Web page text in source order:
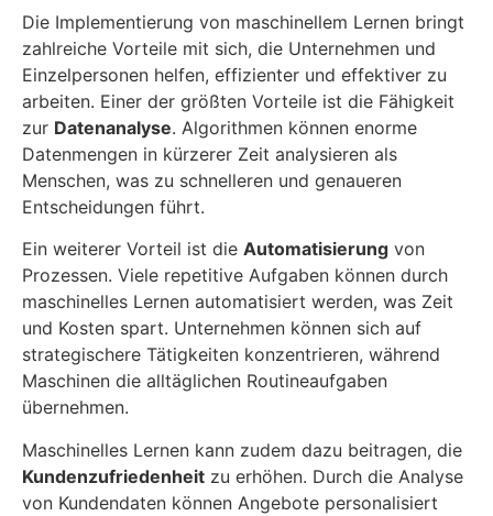
Die Implementierung von maschinellem Lernen bringt
zahlreiche Vorteile mit sich, die Unternehmen und
Einzelpersonen helfen, effizienter und effektiver zu
arbeiten. Einer der größten Vorteile ist die Fähigkeit
zur Datenanalyse. Algorithmen können enorme
Datenmengen in kürzerer Zeit analysieren als
Menschen, was zu schnelleren und genaueren
Entscheidungen führt.
Ein weiterer Vorteil ist die Automatisierung von
Prozessen. Viele repetitive Aufgaben können durch
maschinelles Lernen automatisiert werden, was Zeit
und Kosten spart. Unternehmen können sich auf
strategischere Tätigkeiten konzentrieren, während
Maschinen die alltäglichen Routineaufgaben
übernehmen.
Maschinelles Lernen kann zudem dazu beitragen, die
Kundenzufriedenheit zu erhöhen. Durch die Analyse
von Kundendaten können Angebote personalisiert